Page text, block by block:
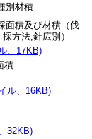
別材積
面積及び材積（伐
採方法,針広別）
、17KB)
積
ル、16KB)
32KB)